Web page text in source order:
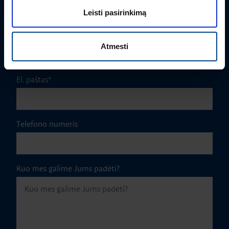
Leisti pasirinkimą
Atmesti
Įmonė
El. paštas*
Telefono numeris
Kuo mes galime Jums padėti?